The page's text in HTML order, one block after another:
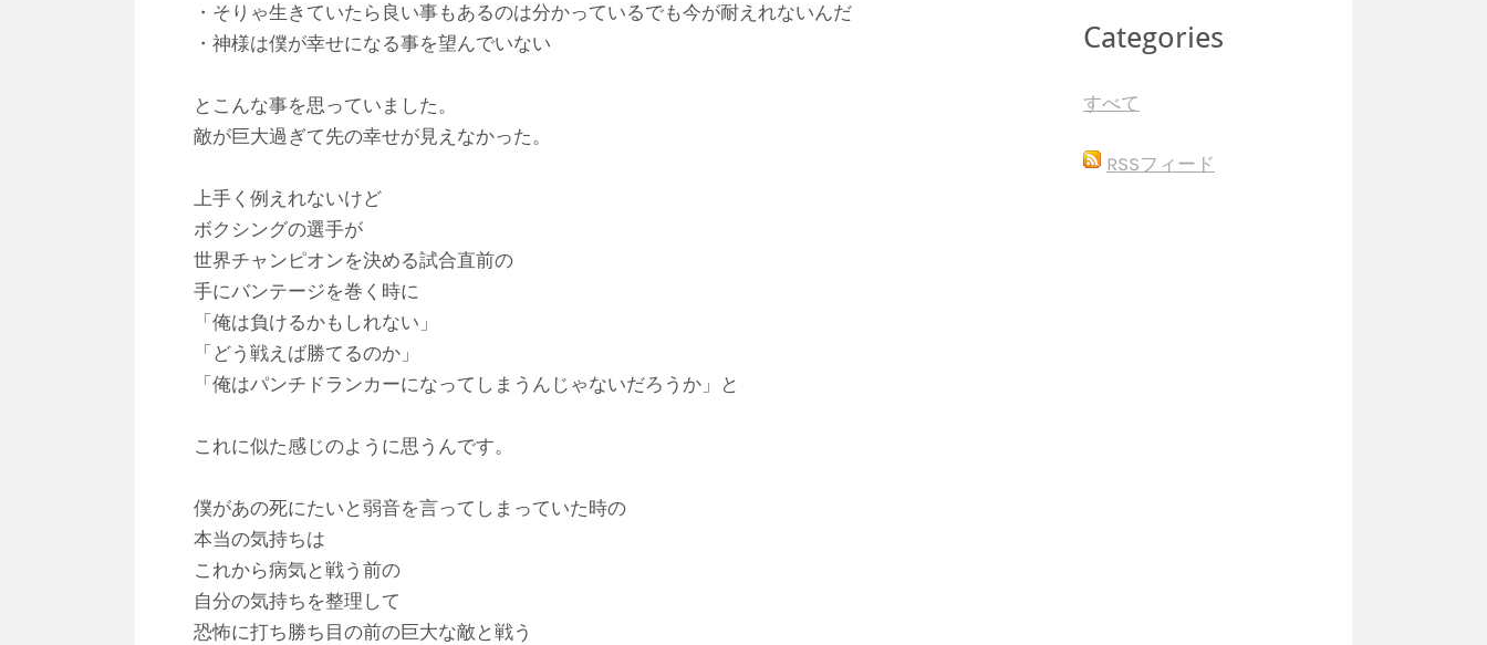
・そりゃ生きていたら良い事もあるのは分かっているでも今が耐えれないんだ
・神様は僕が幸せになる事を望んでいない
とこんな事を思っていました。
敵が巨大過ぎて先の幸せが見えなかった。
上手く例えれないけど
ボクシングの選手が
世界チャンピオンを決める試合直前の
手にバンテージを巻く時に
「俺は負けるかもしれない」
「どう戦えば勝てるのか」
「俺はパンチドランカーになってしまうんじゃないだろうか」と
これに似た感じのように思うんです。
僕があの死にたいと弱音を言ってしまっていた時の
本当の気持ちは
これから病気と戦う前の
自分の気持ちを整理して
恐怖に打ち勝ち目の前の巨大な敵と戦う
Categories
すべて
RSSフィード